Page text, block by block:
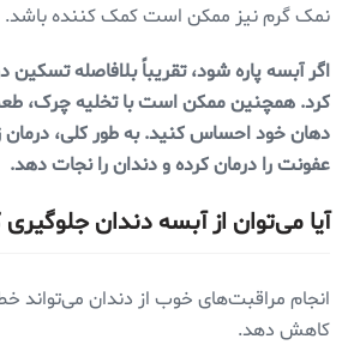
نمک گرم نیز ممکن است کمک کننده باشد.
اگر آبسه پاره شود، تقریباً بلافاصله
کرد. همچنین ممکن است با تخلیه چرک، طعم
دهان خود احساس کنید. به طور کلی، درمان
عفونت را درمان کرده و دندان را نجات دهد.
آیا می‌توان از آبسه دندان جلوگیری
انجام مراقبت‌های خوب از دندان می‌تواند
کاهش دهد.